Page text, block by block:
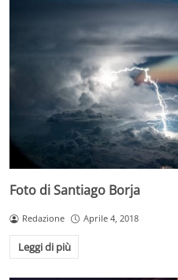
Foto di Santiago Borja
Redazione Aprile 4, 2018
Leggi di più